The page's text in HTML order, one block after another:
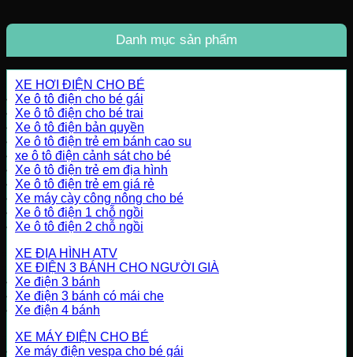
Danh mục sản phẩm
XE HƠI ĐIỆN CHO BÉ
Xe ô tô điện cho bé gái
Xe ô tô điện cho bé trai
Xe ô tô điện bản quyền
Xe ô tô điện trẻ em bánh cao su
xe ô tô điện cảnh sát cho bé
Xe ô tô điện trẻ em địa hình
Xe ô tô điện trẻ em giá rẻ
Xe máy cày công nông cho bé
Xe ô tô điện 1 chỗ ngồi
Xe ô tô điện 2 chỗ ngồi
XE ĐỊA HÌNH ATV
XE ĐIỆN 3 BÁNH CHO NGƯỜI GIÀ
Xe điện 3 bánh
Xe điện 3 bánh có mái che
Xe điện 4 bánh
XE MÁY ĐIỆN CHO BÉ
Xe máy điện vespa cho bé gái